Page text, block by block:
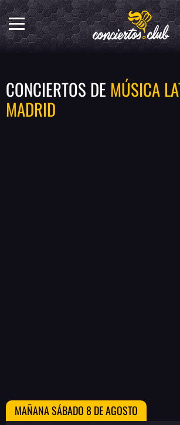
CONCIERTOS DE MÚSICA
MADRID
MAÑANA SÁBADO 8 DE AGOSTO